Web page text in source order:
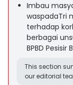
Imbau
waspadaTri
terhadap
berbagai
BPBD Pesisir
This section
our editorial